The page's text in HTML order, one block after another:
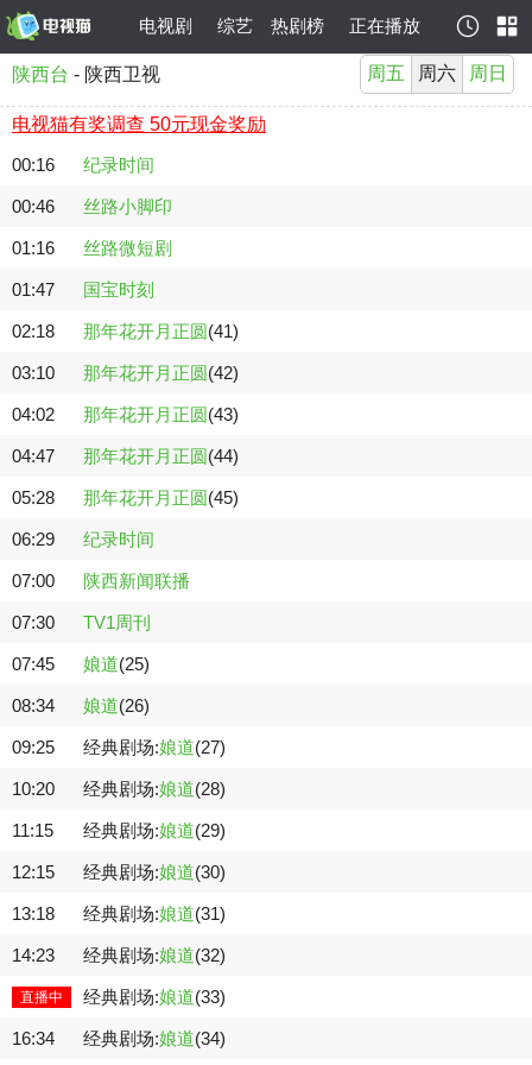
电视剧 综艺 热剧榜 正在播放
陕西台 - 陕西卫视 周五 周六 周日
电视猫有奖调查 50元现金奖励
00:16
纪录时间
00:46 丝路小脚印
01:16 丝路微短剧
01:47 国宝时刻
02:18 那年花开月正圆(41)
03:10 那年花开月正圆(42)
04:02 那年花开月正圆(43)
04:47 那年花开月正圆(44)
05:28 那年花开月正圆(45)
06:29 纪录时间
07:00 陕西新闻联播
07:30 TV1周刊
07:45 娘道(25)
08:34 娘道(26)
09:25 经典剧场:娘道(27)
10:20 经典剧场:娘道(28)
11:15 经典剧场:娘道(29)
12:15 经典剧场:娘道(30)
13:18 经典剧场:娘道(31)
14:23 经典剧场:娘道(32)
直播中 经典剧场:娘道(33)
16:34 经典剧场:娘道(34)